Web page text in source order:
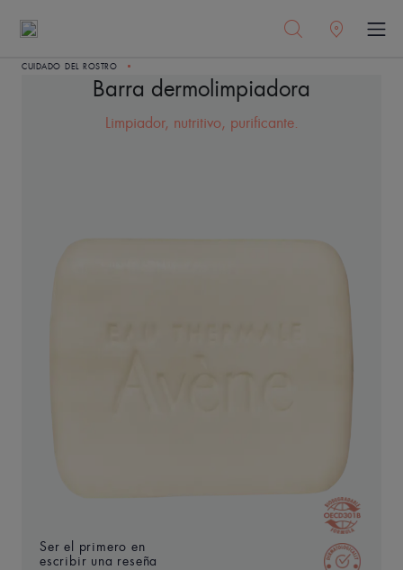
CUIDADO DEL ROSTRO
Barra dermolimpiadora
Limpiador, nutritivo, purificante.
Ser el primero en
escribir una reseña